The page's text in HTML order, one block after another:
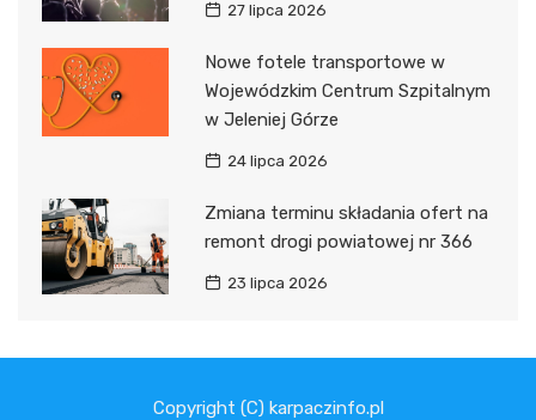
27 lipca 2026
Nowe fotele transportowe w
Wojewódzkim Centrum Szpitalnym
w Jeleniej Górze
24 lipca 2026
Zmiana terminu składania ofert na
remont drogi powiatowej nr 366
23 lipca 2026
Copyright (C) karpaczinfo.pl